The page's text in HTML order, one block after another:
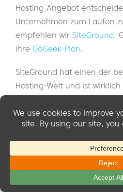
Hosting-Angebot
Unternehmen zum Laufen
empfehlen wir SiteGround.
ihre GoGeek-Plan.
SiteGround hat einen der
Hosting-Welt und ist
GoGeek-Plan ist sehr
Ihnen gleichzeitig
Ihre Arbeit zu erledigen.
Hosting-Angebot so lange
das Wachstum Ihres
Wenn Ihre Mitgliederseite